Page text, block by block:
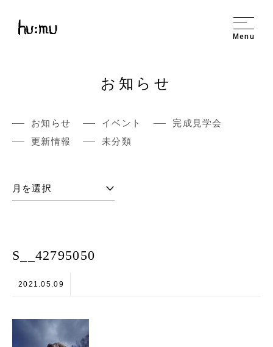
Menu
お知らせ
お知らせ イベント
完成見学会
更新情報
未分類
S__42795050
2021.05.09